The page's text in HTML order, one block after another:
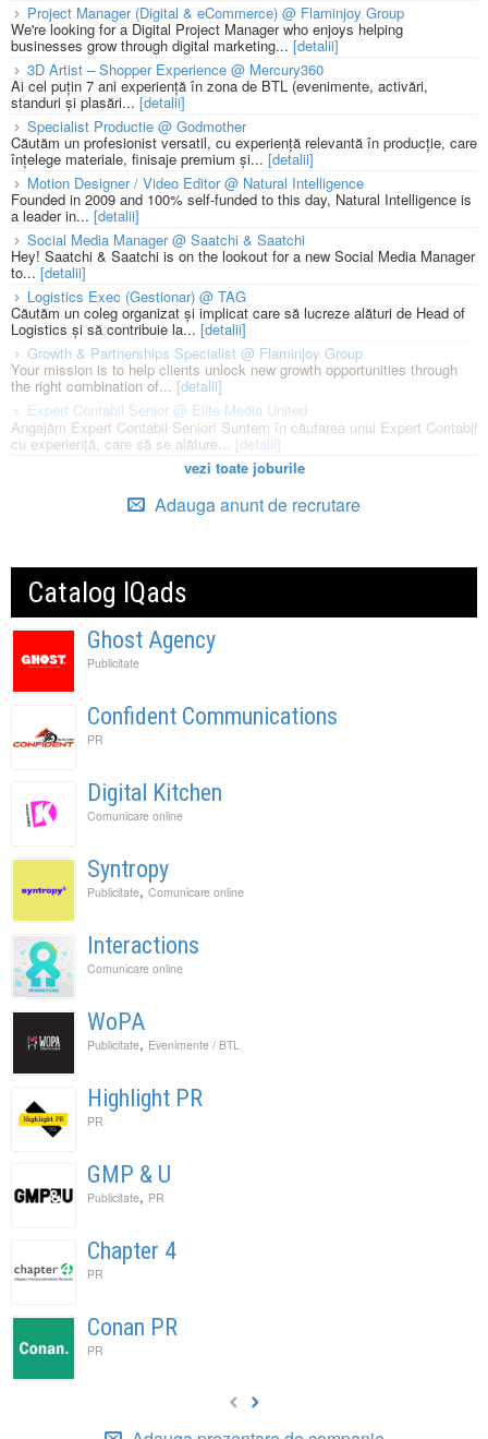
Project Manager (Digital & eCommerce) @ Flaminjoy Group
We're looking for a Digital Project Manager who enjoys helping
businesses grow through digital marketing... [detalii]
3D Artist – Shopper Experience @ Mercury360
Ai cel puțin 7 ani experiență în zona de BTL (evenimente, activări,
standuri și plasări...[detalii]
Specialist Productie @ Godmother
Căutăm un profesionist versatil, cu experiență relevantă în producție, care
înțelege materiale, finisaje premium și... [detalii]
Motion Designer / Video Editor @ Natural Intelligence
Founded in 2009 and 100% self-funded to this day, Natural Intelligence is
a leader in... [detalii]
Social Media Manager @ Saatchi & Saatchi
Hey! Saatchi & Saatchi is on the lookout for a new Social Media Manager
to... [detalii]
Logistics Exec (Gestionar) @ TAG
Căutăm un coleg organizat și implicat care să lucreze alături de Head of
Logistics și să contribuie la... [detalii]
Growth & Partnerships Specialist @ Flaminjoy Group
Your mission is to help clients unlock new growth opportunities through
the right combination of... [detalii]
Expert Contabil Senior @ Elite Media United
Angajăm Expert Contabil Senior! Suntem în căutarea unui Expert Contabil
cu experiență, care să se alăture... [detalii]
vezi toate joburile
Adauga anunt de recrutare
Catalog IQads
Ghost Agency
Publicitate
Confident Communications
PR
Digital Kitchen
Comunicare online
Syntropy
Publicitate, Comunicare online
Interactions
Comunicare online
WoPA
Publicitate, Evenimente / BTL
Highlight PR
PR
GMP & U
Publicitate, PR
Chapter 4
PR
Conan PR
PR